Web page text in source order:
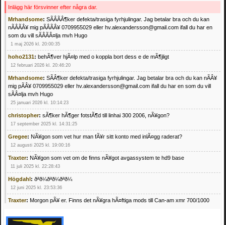
Inlägg här försvinner efter några dar.
Mrhandsome: SÃÂÃÂ¶ker defekta/trasiga fyrhjulingar. Jag betalar bra och du kan
nÃÂÃÂ¥ mig pÃÂÃÂ¥ 0709955029 eller hv.alexandersson@gmail.com ifall du har en
som du vill sÃÂÃÂ¤lja mvh Hugo
1 maj 2026 kl. 20:00:35
hoho2131: behÃ¶ver hjÃ¤lp med o koppla bort dess e de mÃ¶jligt
12 februari 2026 kl. 20:46:20
Mrhandsome: SÃÂ¶ker defekta/trasiga fyrhjulingar. Jag betalar bra och du kan nÃÂ¥
mig pÃÂ¥ 0709955029 eller hv.alexandersson@gmail.com ifall du har en som du vill
sÃÂ¤lja mvh Hugo
25 januari 2026 kl. 10:14:23
christopher: sÃ¶ker hÃ¶ger fotstÃ¶d till linhai 300 2006, nÃ¥gon?
17 september 2025 kl. 14:31:25
Gregee: NÃ¥gon som vet hur man fÃ¥r sitt konto med inlÃ¤gg raderat?
12 augusti 2025 kl. 19:00:16
Traxter: NÃ¥gon som vet om de finns nÃ¥got avgassystem te hd9 base
11 juli 2025 kl. 22:28:43
Högdahl: ðªð¼ðªð¼ðªð¼
12 juni 2025 kl. 23:53:36
Traxter: Morgon pÃ¥ er. Finns det nÃ¥gra hÃ¤ftiga mods till Can-am xmr 700/1000
Mrhandsome:SÃ¶ker defekta/trasiga fyrhjulingar. Jag betalar bra och du kan nÃ¥ mig